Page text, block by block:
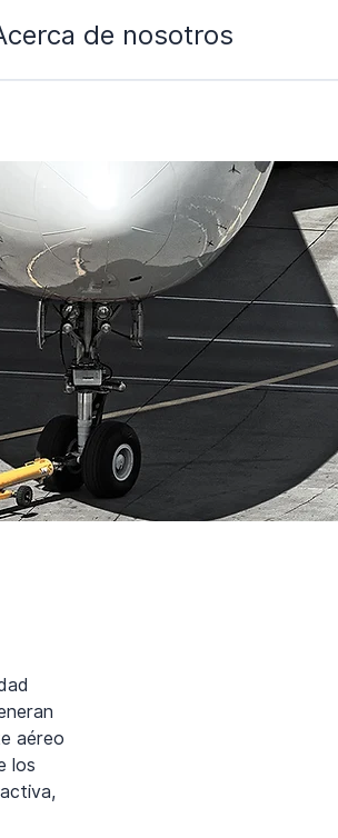
de nosotros
aéreo
los